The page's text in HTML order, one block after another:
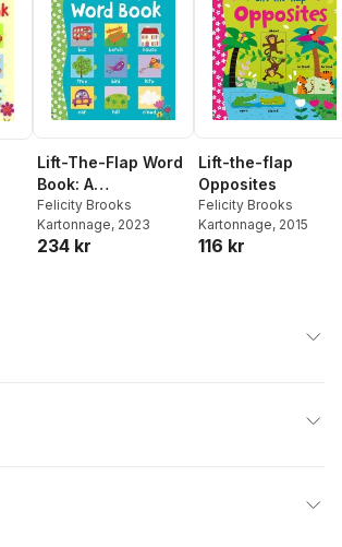
Lift-The-Flap Word
Book: A
Kindergarten
Readiness Book for
Kids
Felicity Brooks
Kartonnage, 2023
234 kr
Lift-the-flap
Opposites
Felicity Brooks
Kartonnage, 2015
116 kr